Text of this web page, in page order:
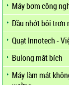
Máy bơm công
Dầu nhớt bôi trơn
Quạt Innotech -
Bulong mặt bích
Máy làm mát